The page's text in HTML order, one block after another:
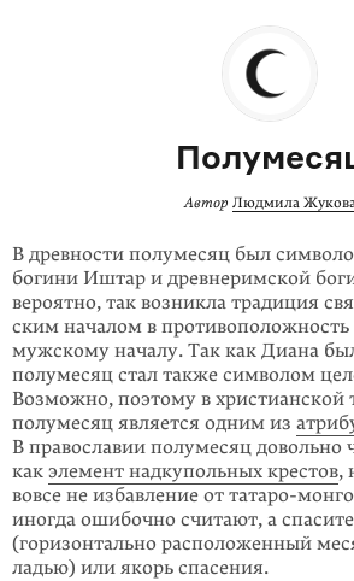
Автор Людмила
В древности полумесяц был
богини Иштар и древнерим­ской
вероятно, так возникла традиция
ским началом в
мужскому началу. Так как Диана
полумесяц стал также символом
Возможно, поэтому в христианской
полумесяц является одним из
В православии полумесяц довольно
как эле­мент надкупольных крестов,
вовсе не избавление от татаро-
иногда ошибочно считают, а
(гори­зонтально расположенный
ладью) или якорь спасения.